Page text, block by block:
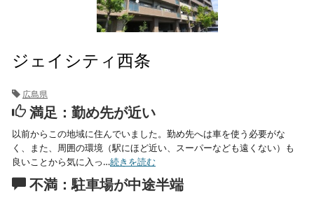
ジェイシティ西条
広島県
満足：勤め先が近い
以前からこの地域に住んでいました。勤め先へは車を使う必要がな
く、また、周囲の環境（駅にほど近い、スーパーなども遠くない）も
良いことから気に入っ…続きを読む
不満：駐車場が中途半端